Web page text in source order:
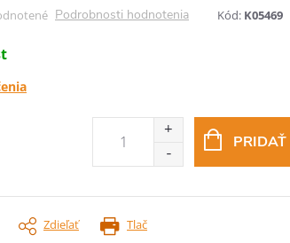
Podrobnosti hodnotenia Kód: K05469
Tlač
Zdieľať